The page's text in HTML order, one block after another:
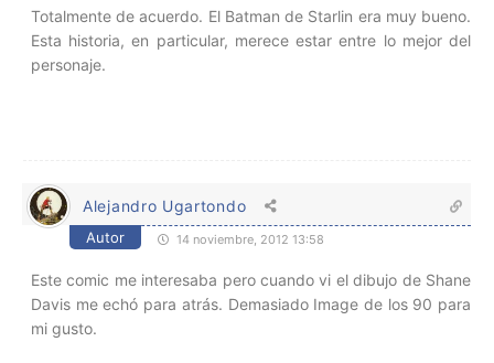
Totalmente de acuerdo. El Batman de Starlin era muy bueno.
Esta historia, en particular, merece estar entre lo mejor del
personaje.
Alejandro Ugartondo
Autor 14 noviembre, 2012 13:58
Este comic me interesaba pero cuando vi el dibujo de Shane
Davis me echó para atrás. Demasiado Image de los 90 para
mi gusto.